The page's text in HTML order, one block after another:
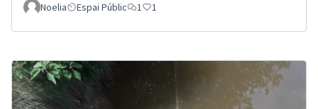
Noelia Espai Públic 1 1